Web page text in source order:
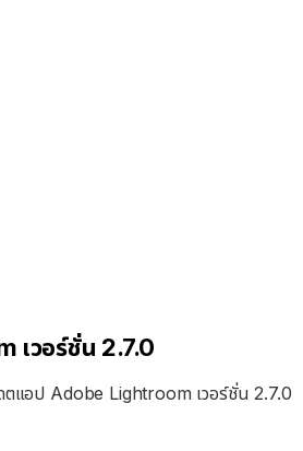
เวอร์ชั่น 2.7.0
ตแอป Adobe Lightroom เวอร์ชั่น 2.7.0